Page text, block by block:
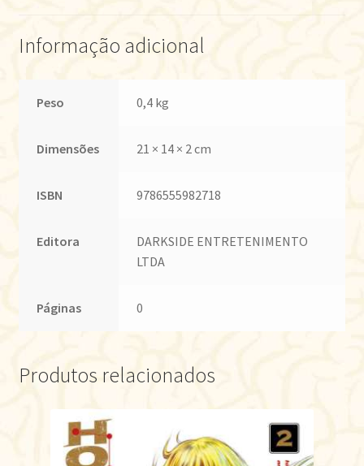
Informação adicional
Peso 0,4 kg
Dimensões 21 × 14 × 2 cm
ISBN 9786555982718
Editora
DARKSIDE ENTRETENIMENTO
LTDA
Páginas 0
Produtos relacionados